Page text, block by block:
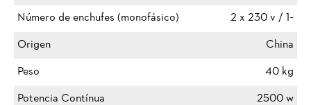
Número de enchufes (monofásico)
2 x 230 v / 1~
Origen
China
Peso
40 kg
Potencia Contínua
2500 w